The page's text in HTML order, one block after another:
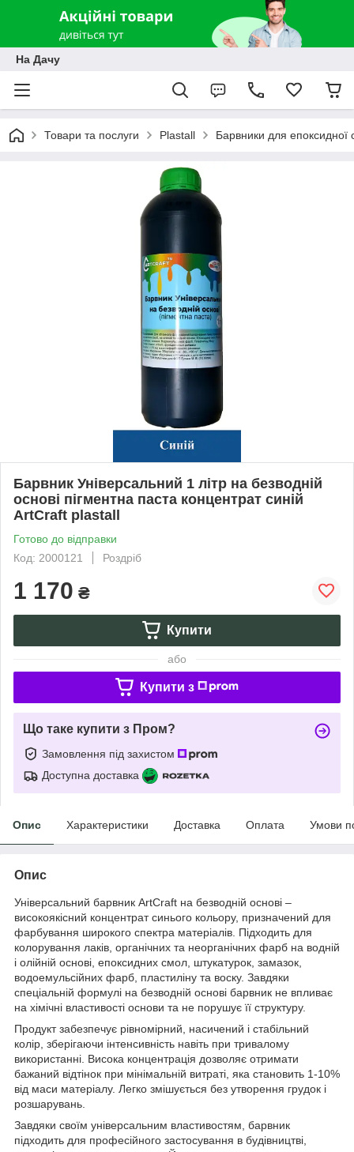
На Дачу
Товари та послуги Plastall Барвники для епоксидної
Барвник Універсальний 1 літр на безводній
основі пігментна паста концентрат синій
ArtCraft plastall
Готово до відправки
Код: 2000121
Роздріб
1 170 ₴
Купити
або
Купити з
Що таке купити з Пром?
Замовлення під захистом
Доступна доставка
Опис Характеристики Доставка Оплата Умови
Опис
Універсальний барвник ArtCraft на безводній основі –
високоякісний концентрат синього кольору, призначений для
фарбування широкого спектра матеріалів. Підходить для
колорування лаків, органічних та неорганічних фарб на водній
і олійній основі, епоксидних смол, штукатурок, замазок,
водоемульсійних фарб, пластиліну та воску. Завдяки
спеціальній формулі на безводній основі барвник не впливає
на хімічні властивості основи та не порушує її структуру.
Продукт забезпечує рівномірний, насичений і стабільний
колір, зберігаючи інтенсивність навіть при тривалому
використанні. Висока концентрація дозволяє отримати
бажаний відтінок при мінімальній витраті, яка становить 1-10%
від маси матеріалу. Легко змішується без утворення грудок і
розшарувань.
Завдяки своїм універсальним властивостям, барвник
підходить для професійного застосування в будівництві,